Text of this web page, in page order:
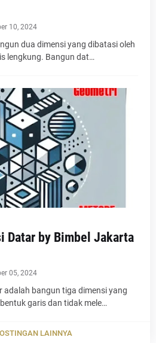
10, 2024
dua dimensi yang dibatasi oleh
lengkung. Bangun dat…
Datar by Bimbel Jakarta
05, 2024
adalah bangun tiga dimensi yang
garis dan tidak mele…
LAINNYA